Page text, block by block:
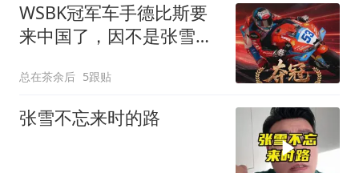
WSBK冠军车手德比斯要
来中国了，因不是张雪机
总在茶余后 5跟贴
张雪不忘来时的路